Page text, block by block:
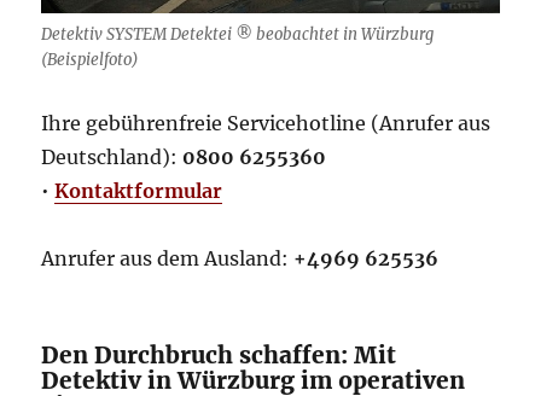
Detektiv SYSTEM Detektei ® beobachtet in Würzburg
(Beispielfoto)
Ihre gebührenfreie Servicehotline (Anrufer aus
Deutschland): 0800 6255360
•Kontaktformular
Anrufer aus dem Ausland: +4969 625536
Den Durchbruch schaffen: Mit
Detektiv in Würzburg im operativen